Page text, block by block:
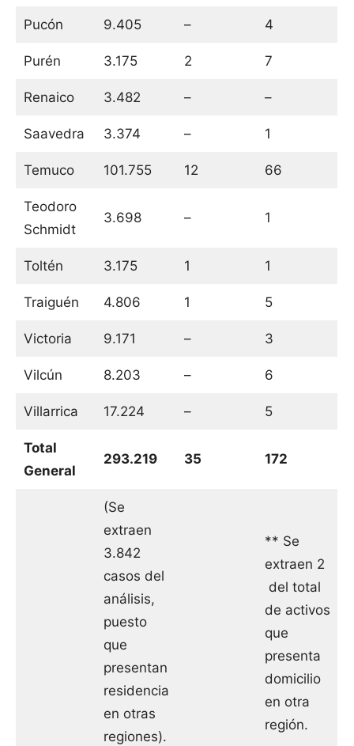
Pucón 9.405 – 4
Purén 3.175 2 7
Renaico 3.482 – –
Saavedra 3.374 – 1
Temuco 101.755 12 66
Teodoro
Schmidt
3.698 – 1
Toltén 3.175 1 1
Traiguén 4.806 1 5
Victoria 9.171 – 3
Vilcún 8.203 – 6
Villarrica 17.224 – 5
Total
General
293.219 35 172
(Se
extraen
3.842
casos del
análisis,
puesto
que
presentan
residencia
en otras
regiones).
** Se
extraen 2
del total
de activos
que
presenta
domicilio
en otra
región.